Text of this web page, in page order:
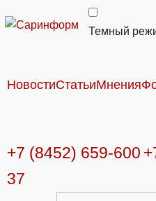
Темный
НовостиСтатьиМнения
+7 (8452) 659-600
37